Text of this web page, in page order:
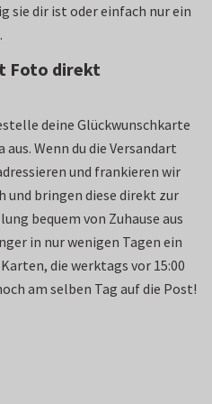
sie dir ist oder einfach nur ein
Foto direkt
deine Glückwunschkarte
Wenn du die Versandart
und frankieren wir
und bringen diese direkt zur
bequem von Zuhause aus
in nur wenigen Tagen ein
die werktags vor 15:00
am selben Tag auf die Post!